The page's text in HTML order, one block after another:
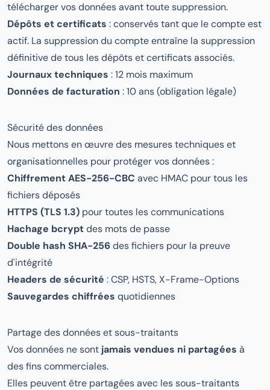
télécharger vos données avant toute suppression.
Dépôts et certificats : conservés tant que le compte est
actif. La suppression du compte entraîne la suppression
définitive de tous les dépôts et certificats associés.
Journaux techniques : 12 mois maximum
Données de facturation : 10 ans (obligation légale)
Sécurité des données
Nous mettons en œuvre des mesures techniques et
organisationnelles pour protéger vos données :
Chiffrement AES-256-CBC avec HMAC pour tous les
fichiers déposés
HTTPS (TLS 1.3) pour toutes les communications
Hachage bcryptdes mots de passe
Double hash SHA-256des fichiers pour la preuve
d'intégrité
Headers de sécurité : CSP, HSTS, X-Frame-Options
Sauvegardes chiffrées quotidiennes
Partage des données et sous-traitants
Vos données ne sont jamais vendues ni partagées à
des fins commerciales.
Elles peuvent être partagées avec les sous-traitants